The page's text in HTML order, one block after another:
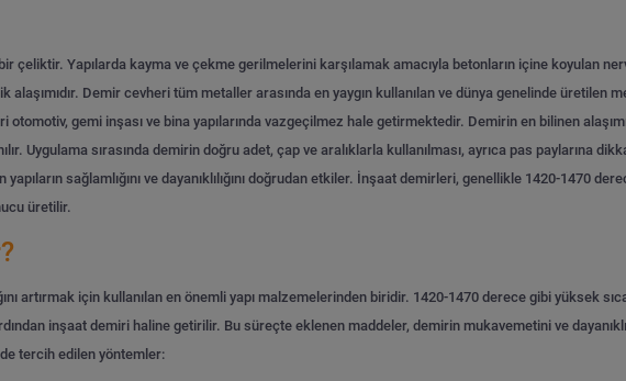
çeliktir. Yapılarda kayma ve çekme gerilmelerini karşılamak amacıyla betonların içine koyulan
Demir cevheri tüm metaller arasında en yaygın kullanılan ve dünya genelinde üretilen
gemi inşası ve bina yapılarında vazgeçilmez hale getirmektedir. Demirin en bilinen
Uygulama sırasında demirin doğru adet, çap ve aralıklarla kullanılması, ayrıca pas paylarına
sağlamlığını ve dayanıklılığını doğrudan etkiler. İnşaat demirleri, genellikle 1420-1470
üretilir.
artırmak için kullanılan en önemli yapı malzemelerinden biridir. 1420-1470 derece gibi yüksek
inşaat demiri haline getirilir. Bu süreçte eklenen maddeler, demirin mukavemetini ve
tercih edilen yöntemler: